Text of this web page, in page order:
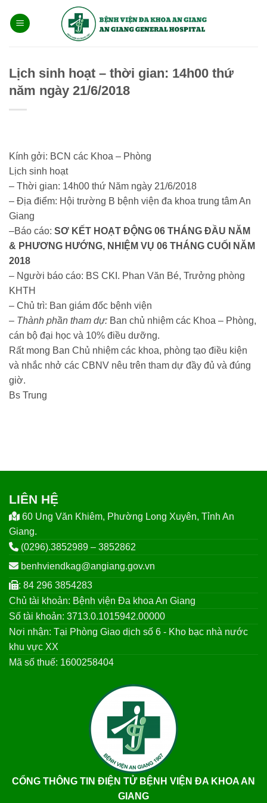
qua
Lịch sinh hoạt – thời gian: 14h00 thứ
năm ngày 21/6/2018
Kính gởi: BCN các Khoa – Phòng
Lịch sinh hoạt
– Thời gian: 14h00 thứ Năm ngày 21/6/2018
– Địa điểm: Hội trường B bệnh viện đa khoa trung tâm An
Giang
–Báo cáo: SƠ KẾT HOẠT ĐỘNG 06 THÁNG ĐẦU NĂM
& PHƯƠNG HƯỚNG, NHIỆM VỤ 06 THÁNG CUỐI NĂM
2018
– Người báo cáo: BS CKI. Phan Văn Bé, Trưởng phòng
KHTH
– Chủ trì: Ban giám đốc bệnh viện
– Thành phần tham dự: Ban chủ nhiệm các Khoa – Phòng,
cán bộ đại học và 10% điều dưỡng.
Rất mong Ban Chủ nhiệm các khoa, phòng tạo điều kiện
và nhắc nhở các CBNV nêu trên tham dự đầy đủ và đúng
giờ.
Bs Trung
LIÊN HỆ
60 Ung Văn Khiêm, Phường Long Xuyên, Tỉnh An
Giang.
(0296).3852989 – 3852862
benhviendkag@angiang.gov.vn
: 84 296 3854283
Chủ tài khoản: Bệnh viện Đa khoa An Giang
Số tài khoản: 3713.0.1015942.00000
Nơi nhận: Tại Phòng Giao dịch số 6 - Kho bạc nhà nước
khu vực XX
Mã số thuế: 1600258404
CỔNG THÔNG TIN ĐIỆN TỬ BỆNH VIỆN ĐA KHOA AN
GIANG